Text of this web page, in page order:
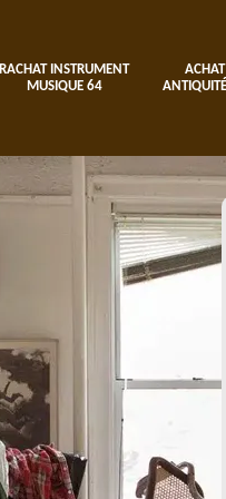
RACHAT INSTRUMENT
MUSIQUE 64
ACHAT